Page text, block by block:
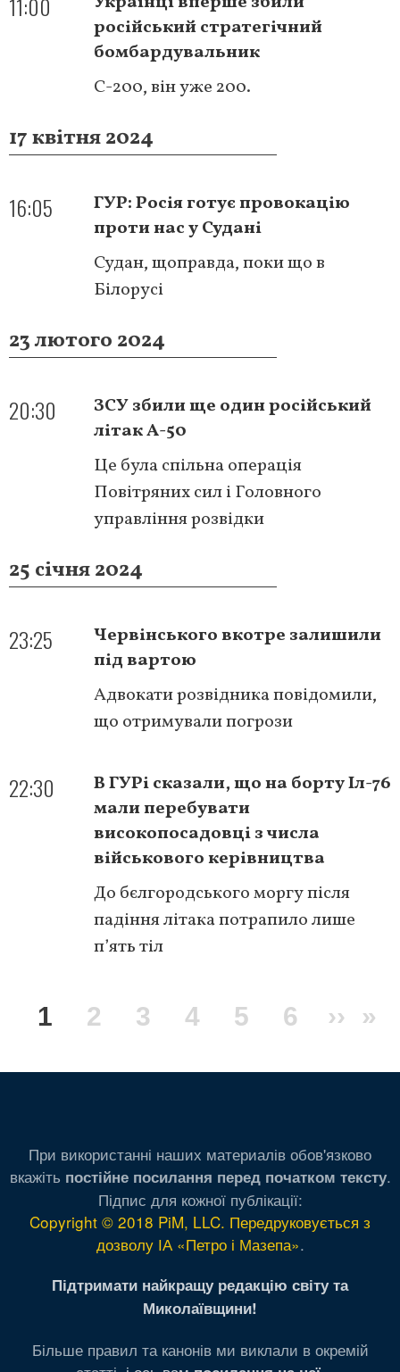
російський стратегічний
бомбардувальник
С-200, він уже 200.
17 квітня 2024
16:05
ГУР: Росія готує провокацію
проти нас у Судані
Судан, щоправда, поки що в
Білорусі
23 лютого 2024
20:30
ЗСУ збили ще один російський
літак А-50
Це була спільна операція
Повітряних сил і Головного
управління розвідки
25 січня 2024
23:25
Червінського вкотре залишили
під вартою
Адвокати розвідника повідомили,
що отримували погрози
22:30
В ГУРі сказали, що на борту Іл-76
мали перебувати
високопосадовці з числа
військового керівництва
До бєлгородського моргу після
падіння літака потрапило лише
п’ять тіл
Поточна
1 Сторінка
2 Сторінка
3 Сторінка
4 Сторінка
5 Сторінка
6 ›› »
При використанні наших материалів обов'язково
вкажіть постійне посилання перед початком тексту.
Підпис для кожної публікації:
Copyright © 2018 PiM, LLC. Передруковується з
дозволу ІА «Петро і Мазепа».
Підтримати найкращу редакцію світу та
Миколаївщини!
Більше правил та канонів ми виклали в окремій